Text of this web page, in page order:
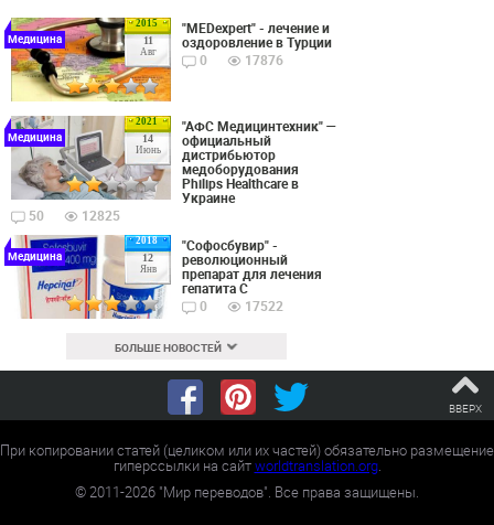
2015
11
Авг
Медицина
"MEDexpert" - лечение и
оздоровление в Турции
0
17876
2021
14
Июнь
Медицина
"АФС Медицинтехник" —
официальный
дистрибьютор
медоборудования
Philips Healthcare в
Украине
50
12825
2018
12
Янв
Медицина
"Софосбувир" -
революционный
препарат для лечения
гепатита С
0
17522
БОЛЬШЕ НОВОСТЕЙ
ВВЕРХ
При копировании статей (целиком или их частей) обязательно размещение
гиперссылки на сайтworldtranslation.org.
©2011-2026 "Мир переводов". Все права защищены.